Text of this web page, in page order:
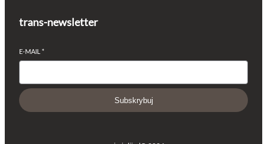
trans-newsletter
E-MAIL *
Subskrybuj